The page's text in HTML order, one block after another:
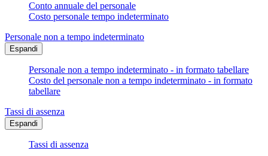
Conto annuale del personale
Costo personale tempo indeterminato
Personale non a tempo indeterminato
Espandi
Personale non a tempo indeterminato - in formato tabellare
Costo del personale non a tempo indeterminato - in formato
tabellare
Tassi di assenza
Espandi
Tassi di assenza